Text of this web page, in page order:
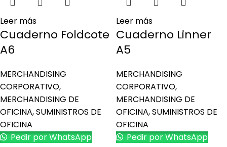
Leer más
Cuaderno Foldcote
A6
MERCHANDISING
CORPORATIVO,
MERCHANDISING DE
OFICINA,SUMINISTROS DE
OFICINA
Pedir por WhatsApp
Leer más
Cuaderno Linner
A5
MERCHANDISING
CORPORATIVO,
MERCHANDISING DE
OFICINA,SUMINISTROS DE
OFICINA
Pedir por WhatsApp